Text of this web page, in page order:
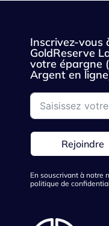
Inscrivez-vous
GoldReserve
votre épargne
Argent en
Rejoindre
En souscrivant à notre
politique de